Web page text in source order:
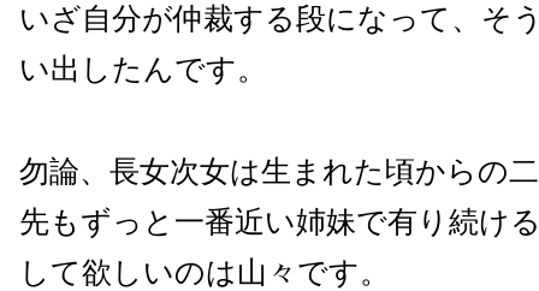
いざ自分が仲裁する段になって、そ
い出したんです。
勿論、長女次女は生まれた頃からの
先もずっと一番近い姉妹で有り続け
して欲しいのは山々です。